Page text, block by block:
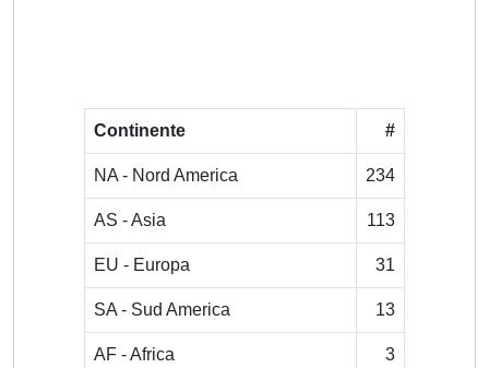
Continente #
NA - Nord America 234
AS - Asia 113
EU - Europa 31
SA - Sud America 13
AF - Africa 3